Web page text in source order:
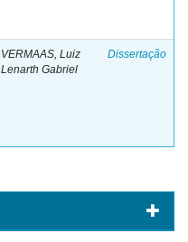
VERMAAS, Luiz
Lenarth Gabriel
Dissertação